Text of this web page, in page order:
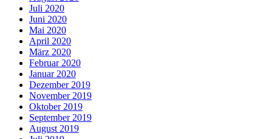
Juli 2020
Juni 2020
Mai 2020
April 2020
März 2020
Februar 2020
Januar 2020
Dezember 2019
November 2019
Oktober 2019
September 2019
August 2019